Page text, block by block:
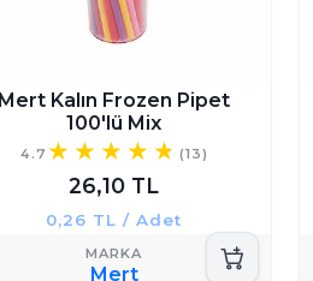
Mert Kalın Frozen Pipet
100'lü Mix
4.7 (13)
26,10 TL
0,26 TL / Adet
Mert